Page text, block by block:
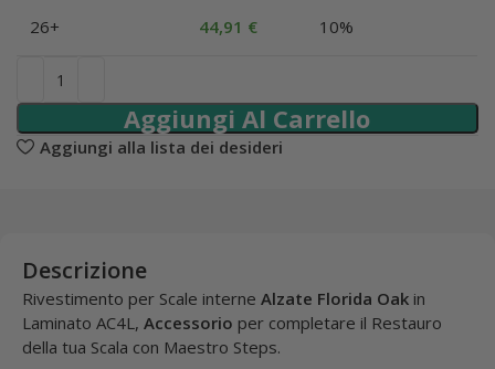
26+ 44,91 € 10%
Aggiungi Al Carrello
Aggiungi alla lista dei desideri
Descrizione
Rivestimento per Scale interne Alzate Florida Oak in
Laminato AC4L, Accessorio per completare il Restauro
della tua Scala con Maestro Steps.